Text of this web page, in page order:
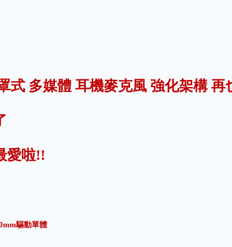
式 多媒體 耳機麥克風 強化架構 再
愛啦!!
驅動單體